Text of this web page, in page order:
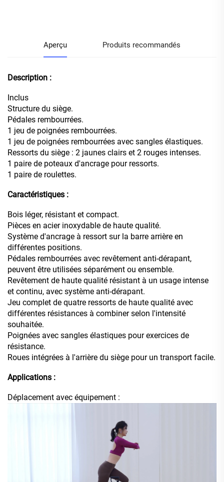
Aperçu Produits recommandés
Description :
Inclus
Structure du siège.
Pédales rembourrées.
1 jeu de poignées rembourrées.
1 jeu de poignées rembourrées avec sangles élastiques.
Ressorts du siège : 2 jaunes clairs et 2 rouges intenses.
1 paire de poteaux d'ancrage pour ressorts.
1 paire de roulettes.
Caractéristiques :
Bois léger, résistant et compact.
Pièces en acier inoxydable de haute qualité.
Système d'ancrage à ressort sur la barre arrière en
différentes positions.
Pédales rembourrées avec revêtement anti-dérapant,
peuvent être utilisées séparément ou ensemble.
Revêtement de haute qualité résistant à un usage intense
et continu, avec système anti-dérapant.
Jeu complet de quatre ressorts de haute qualité avec
différentes résistances à combiner selon l'intensité
souhaitée.
Poignées avec sangles élastiques pour exercices de
résistance.
Roues intégrées à l'arrière du siège pour un transport facile.
Applications :
Déplacement avec équipement :